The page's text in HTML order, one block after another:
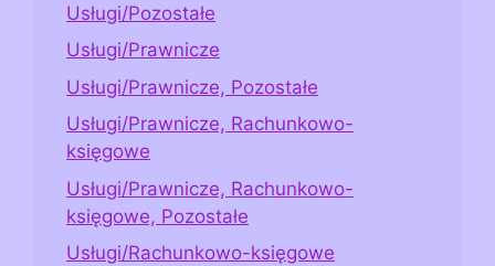
Usługi/Pozostałe
Usługi/Prawnicze
Usługi/Prawnicze, Pozostałe
Usługi/Prawnicze, Rachunkowo-
księgowe
Usługi/Prawnicze, Rachunkowo-
księgowe, Pozostałe
Usługi/Rachunkowo-księgowe